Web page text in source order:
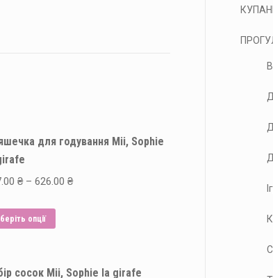
для годування Mii, Sophie
₴ – 626.00 ₴Price
опції
кілька
сосок Mii, Sophie la girafe